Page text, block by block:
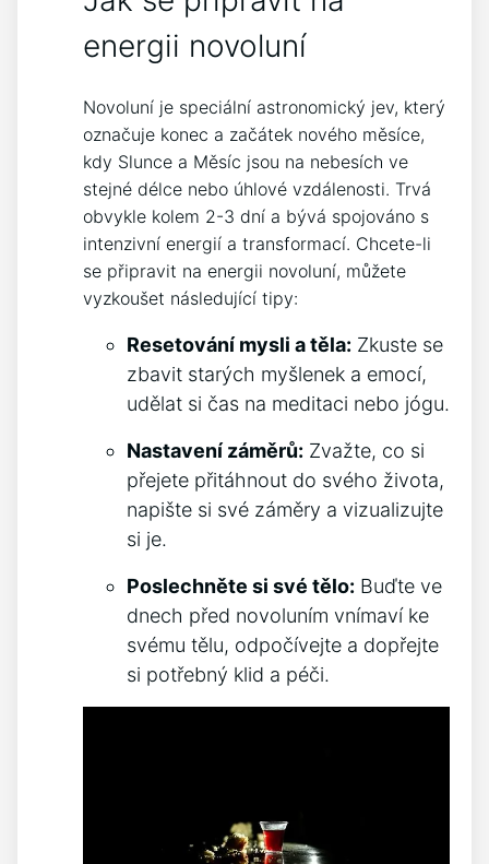
energii novoluní
Novoluní je speciální astronomický jev, který
označuje konec a začátek nového měsíce,
kdy Slunce a Měsíc jsou na nebesích ve
stejné délce nebo úhlové vzdálenosti. Trvá
obvykle kolem 2-3 dní a bývá spojováno s
intenzivní energií a transformací. Chcete-li
se připravit na energii novoluní, můžete
vyzkoušet následující tipy:
Resetování mysli a těla: Zkuste se
zbavit starých myšlenek a emocí,
udělat si čas na meditaci nebo jógu.
Nastavení záměrů: Zvažte, co si
přejete přitáhnout do svého života,
napište si své záměry a vizualizujte
si je.
Poslechněte si své tělo: Buďte ve
dnech před novoluním vnímaví ke
svému tělu, odpočívejte a dopřejte
si potřebný klid a péči.